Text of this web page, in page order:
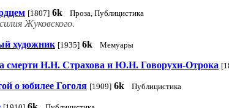
[1807] 6k Проза, Публицистика
Жуковского.
художник [1935] 6k Мемуары
смерти Н.Н. Страхова и Ю.Н. Говорухи-Отрока
о юбилее Гоголя [1909] 6k Публицистика